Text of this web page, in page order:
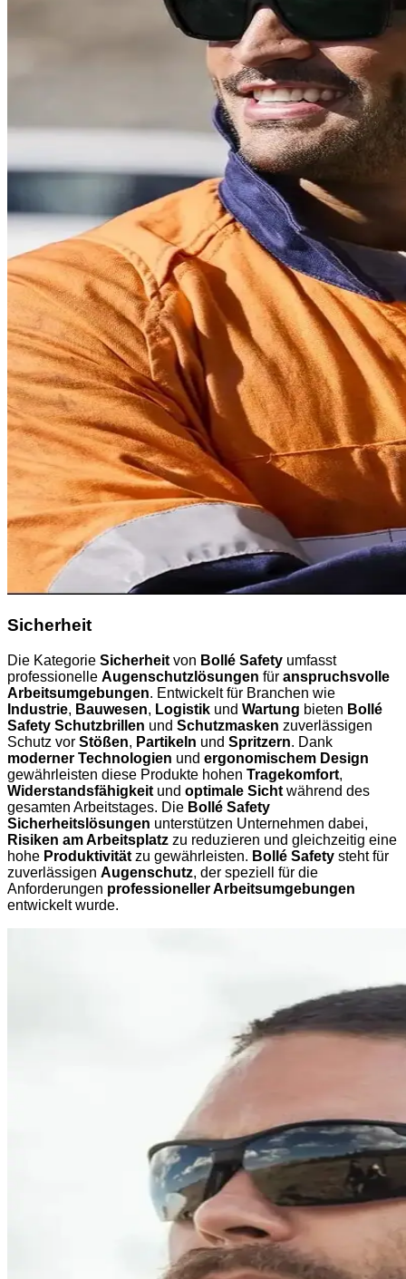
Sicherheit
Die Kategorie Sicherheit von Bollé Safety umfasst
professionelle Augenschutzlösungen für anspruchsvolle
Arbeitsumgebungen. Entwickelt für Branchen wie
Industrie, Bauwesen, Logistik und Wartung bieten Bollé
Safety Schutzbrillen und Schutzmasken zuverlässigen
Schutz vor Stößen, Partikeln und Spritzern. Dank
moderner Technologien und ergonomischem Design
gewährleisten diese Produkte hohen Tragekomfort,
Widerstandsfähigkeit und optimale Sicht während des
gesamten Arbeitstages. Die Bollé Safety
Sicherheitslösungen unterstützen Unternehmen dabei,
Risiken am Arbeitsplatz zu reduzieren und gleichzeitig eine
hohe Produktivität zu gewährleisten. Bollé Safety steht für
zuverlässigen Augenschutz, der speziell für die
Anforderungen professioneller Arbeitsumgebungen
entwickelt wurde.